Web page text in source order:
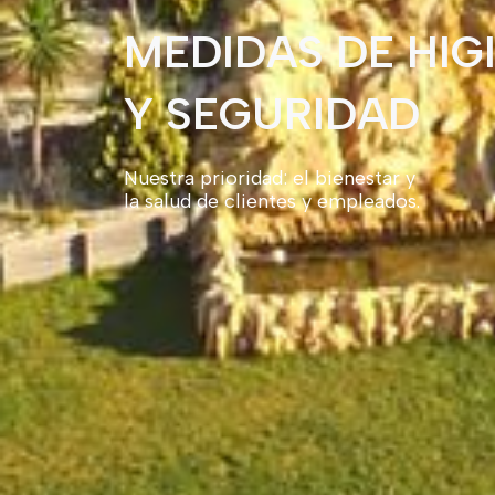
MEDIDAS DE
Y SEGURIDAD
Nuestra prioridad: el bienestar y
la salud de clientes y empleados.